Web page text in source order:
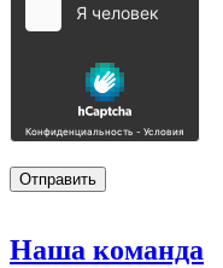
Наша команда